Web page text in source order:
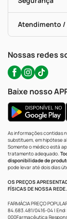
Troca E
Bulas De A A Z
Políticas De
Testes Rápidos
Autoteste
Portal Da
Atendimento /
Nossas redes
Baixe nosso
As informações contidas
substituem, em hipótese
Somente o médico está
tratamento adequado.
disponibilidade de
pode levar até dois dias
OS PREÇOS
FÍSICAS DE NOSSA REDE.
FARMÁCIA PREÇO
84.683.481/0416-04 | End:
000Farmacêutica